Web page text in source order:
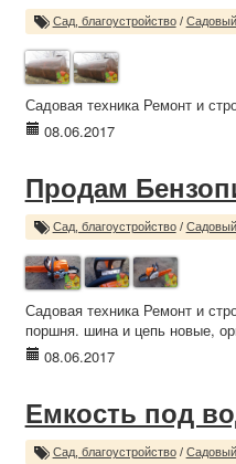
Сад, благоустройство/
Садовая техника Ремонт и
08.06.2017
Продам
Сад, благоустройство/
Садовая техника Ремонт и
поршня. шина и цепь новые,
08.06.2017
Емкость под
Сад, благоустройство/